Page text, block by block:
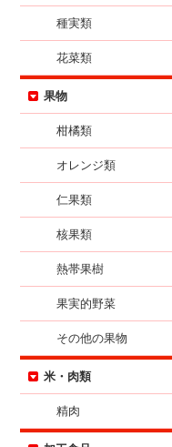
種実類
花菜類
果物
柑橘類
オレンジ類
仁果類
核果類
熱帯果樹
果実的野菜
その他の果物
米・肉類
精肉